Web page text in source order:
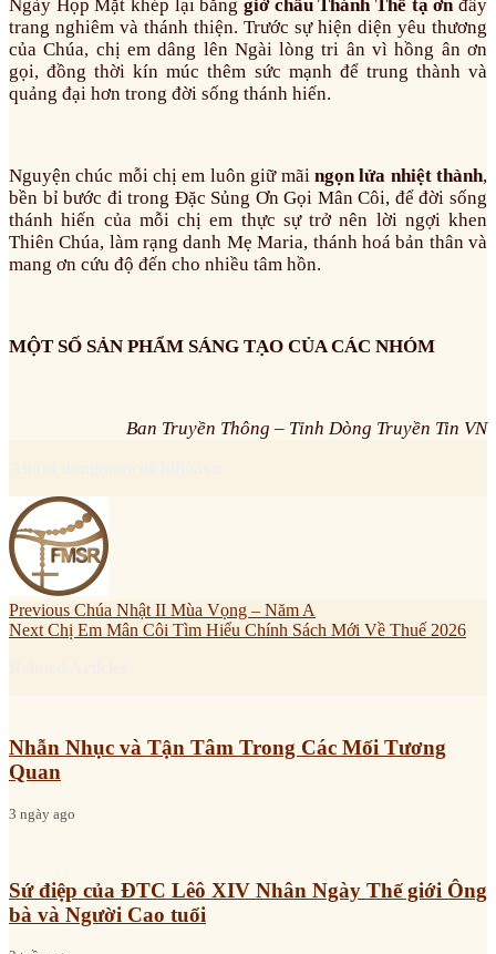
Ngày Họp Mặt khép lại bằng giờ chầu Thánh Thể tạ ơn đầy
trang nghiêm và thánh thiện. Trước sự hiện diện yêu thương
của Chúa, chị em dâng lên Ngài lòng tri ân vì hồng ân ơn
gọi, đồng thời kín múc thêm sức mạnh để trung thành và
quảng đại hơn trong đời sống thánh hiến.
Nguyện chúc mỗi chị em luôn giữ mãi ngọn lửa nhiệt thành,
bền bỉ bước đi trong Đặc Sủng Ơn Gọi Mân Côi, để đời sống
thánh hiến của mỗi chị em thực sự trở nên lời ngợi khen
Thiên Chúa, làm rạng danh Mẹ Maria, thánh hoá bản thân và
mang ơn cứu độ đến cho nhiều tâm hồn.
MỘT SỐ SẢN PHẨM SÁNG TẠO CỦA CÁC NHÓM
Ban Truyền Thông – Tỉnh Dòng Truyền Tin VN
Previous Chúa Nhật II Mùa Vọng – Năm A
Next Chị Em Mân Côi Tìm Hiểu Chính Sách Mới Về Thuế 2026
Nhẫn Nhục và Tận Tâm Trong Các Mối Tương
Quan
3 ngày ago
Sứ điệp của ĐTC Lêô XIV Nhân Ngày Thế giới Ông
bà và Người Cao tuổi